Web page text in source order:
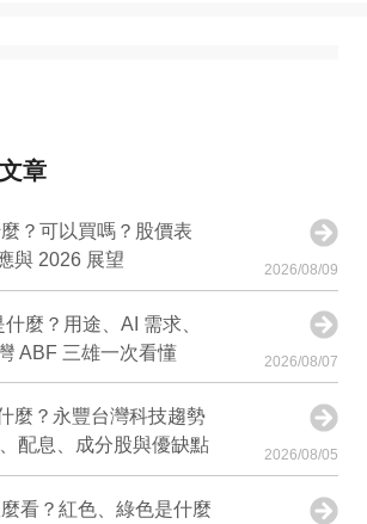
章
？可以買嗎？股價表
與 2026 展望
2026/08/09
麼？用途、AI 需求、
ABF 三雄一次看懂
2026/08/07
麼？永豐台灣科技趨勢
配息、成分股與優缺點
2026/08/05
看？紅色、綠色是什麼